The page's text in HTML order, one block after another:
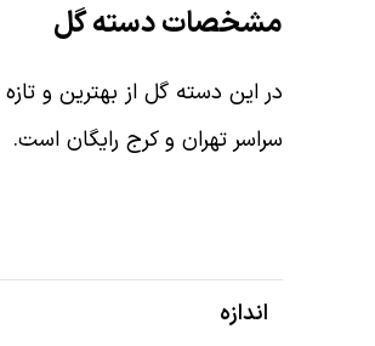
مشخصات دسته گل
سراسر تهران و کرج رایگان است.
اندازه